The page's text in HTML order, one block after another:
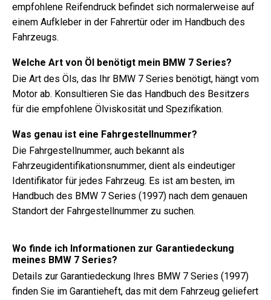
empfohlene Reifendruck befindet sich normalerweise auf
einem Aufkleber in der Fahrertür oder im Handbuch des
Fahrzeugs.
Welche Art von Öl benötigt mein BMW 7 Series?
Die Art des Öls, das Ihr BMW 7 Series benötigt, hängt vom
Motor ab. Konsultieren Sie das Handbuch des Besitzers
für die empfohlene Ölviskosität und Spezifikation.
Was genau ist eine Fahrgestellnummer?
Die Fahrgestellnummer, auch bekannt als
Fahrzeugidentifikationsnummer, dient als eindeutiger
Identifikator für jedes Fahrzeug. Es ist am besten, im
Handbuch des BMW 7 Series (1997) nach dem genauen
Standort der Fahrgestellnummer zu suchen.
Wo finde ich Informationen zur Garantiedeckung
meines BMW 7 Series?
Details zur Garantiedeckung Ihres BMW 7 Series (1997)
finden Sie im Garantieheft, das mit dem Fahrzeug geliefert